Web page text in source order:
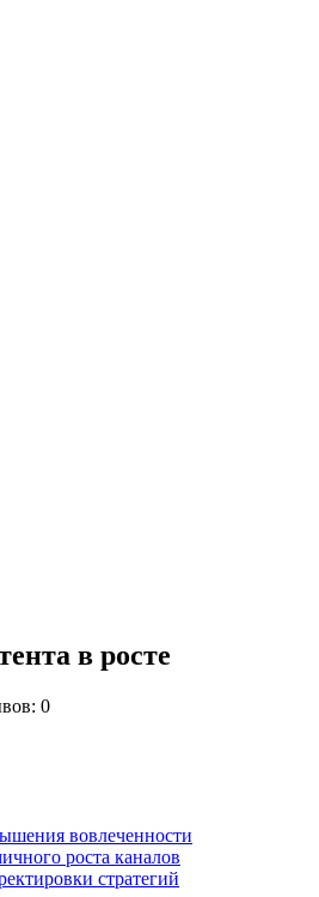
в росте
0
вовлеченности
роста каналов
стратегий